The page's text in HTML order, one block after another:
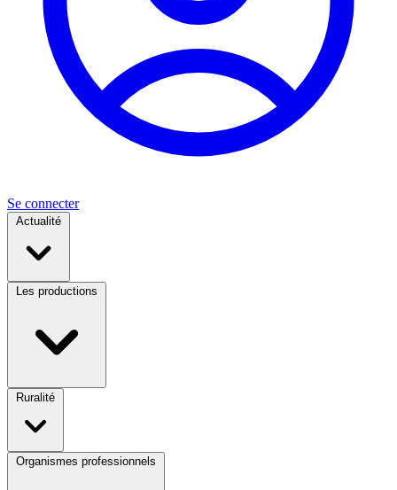
Se connecter
Actualité
Les productions
Ruralité
Organismes professionnels